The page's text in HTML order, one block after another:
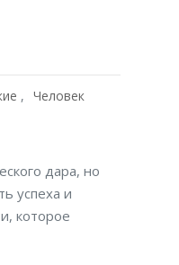
Человек
дара, но
успеха и
которое